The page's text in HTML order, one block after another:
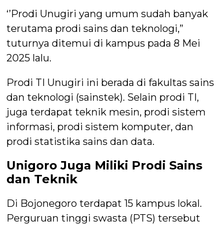
‘’Prodi Unugiri yang umum sudah banyak
terutama prodi sains dan teknologi,”
tuturnya ditemui di kampus pada 8 Mei
2025 lalu.
Prodi TI Unugiri ini berada di fakultas sains
dan teknologi (sainstek). Selain prodi TI,
juga terdapat teknik mesin, prodi sistem
informasi, prodi sistem komputer, dan
prodi statistika sains dan data.
Unigoro Juga Miliki Prodi Sains
dan Teknik
Di Bojonegoro terdapat 15 kampus lokal.
Perguruan tinggi swasta (PTS) tersebut